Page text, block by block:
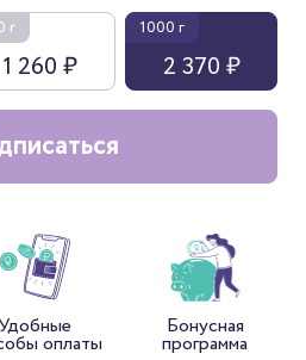
г
1 260 ₽
1000 г
2 370 ₽
оплаты
Бонусная
программа